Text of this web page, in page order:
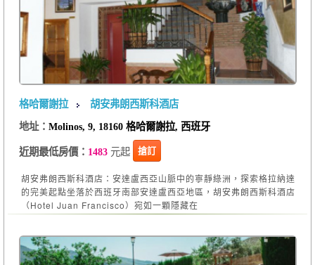
格哈爾謝拉
胡安弗朗西斯科酒店
地址： Molinos, 9, 18160 格哈爾謝拉, 西班牙
近期最低房價： 1483元起 搶訂
胡安弗朗西斯科酒店：安達盧西亞山脈中的寧靜綠洲，探索格拉納達
的完美起點坐落於西班牙南部安達盧西亞地區，胡安弗朗西斯科酒店
（Hotel Juan Francisco）宛如一顆隱藏在